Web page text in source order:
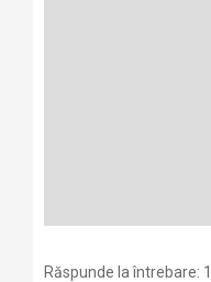
Răspunde la întrebare: